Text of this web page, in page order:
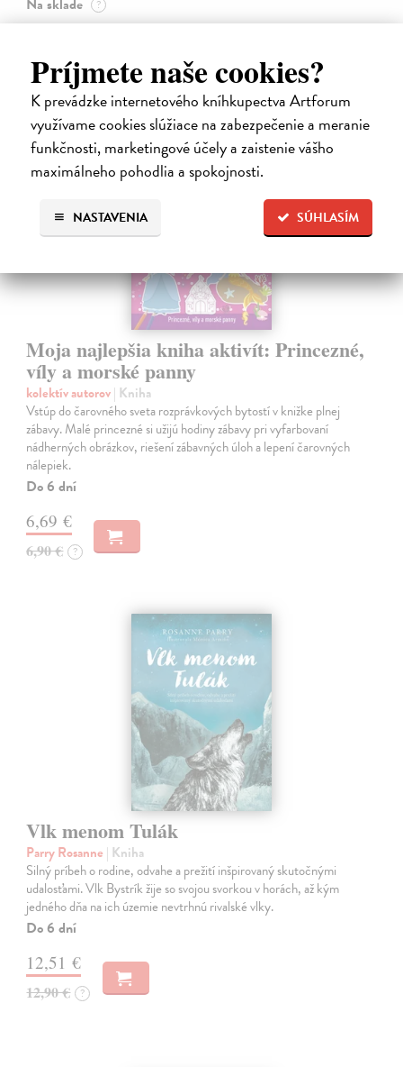
Príjmete naše cookies?
K prevádzke internetového kníhkupectva Artforum
využívame cookies slúžiace na zabezpečenie a meranie
funkčnosti, marketingové účely a zaistenie vášho
maximálneho pohodlia a spokojnosti.
SÚHLASÍM
NASTAVENIA
Na sklade ?
14,95 € ?
Moja najlepšia kniha aktivít: Princezné,
víly a morské panny
kolektív autorov| Kniha
Vstúp do čarovného sveta rozprávkových bytostí v knižke plnej
zábavy. Malé princezné si užijú hodiny zábavy pri vyfarbovaní
nádherných obrázkov, riešení zábavných úloh a lepení čarovných
nálepiek.
Do 6 dní
6,69 €
6,90 € ?
Vlk menom Tulák
Parry Rosanne | Kniha
Silný príbeh o rodine, odvahe a prežití inšpirovaný skutočnými
udalosťami. Vlk Bystrík žije so svojou svorkou v horách, až kým
jedného dňa na ich územie nevtrhnú rivalské vlky.
Do 6 dní
12,51 €
12,90 € ?